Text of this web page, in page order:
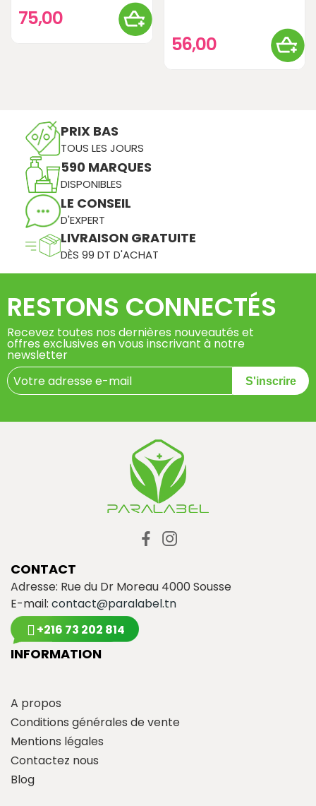
75,00
56,00
PRIX BAS
TOUS LES JOURS
590 MARQUES
DISPONIBLES
LE CONSEIL
D'EXPERT
LIVRAISON GRATUITE
DÈS 99 DT D'ACHAT
RESTONS CONNECTÉS
Recevez toutes nos dernières nouveautés et
offres exclusives en vous inscrivant à notre
newsletter
S'inscrire
CONTACT
Adresse: Rue du Dr Moreau 4000 Sousse
E-mail: contact@paralabel.tn
+216 73 202 814
INFORMATION
A propos
Conditions générales de vente
Mentions légales
Contactez nous
Blog